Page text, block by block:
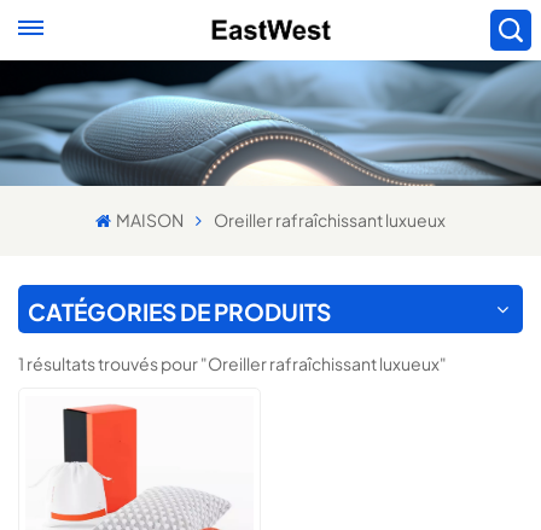
MAISON Oreiller rafraîchissant luxueux
CATÉGORIES DE PRODUITS
1 résultats trouvés pour "Oreiller rafraîchissant luxueux"